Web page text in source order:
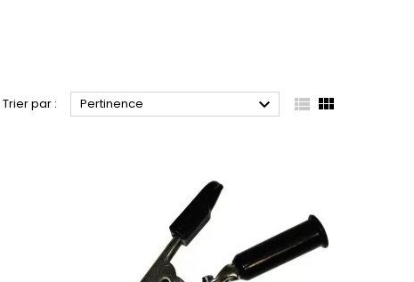
Trier par : Pertinence   